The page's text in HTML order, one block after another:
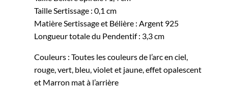
Taille Sertissage : 0,1 cm
Matière Sertissage et Bélière : Argent 925
Longueur totale du Pendentif : 3,3 cm
Couleurs : Toutes les couleurs de l’arc en ciel,
rouge, vert, bleu, violet et jaune, effet opalescent
et Marron mat à l’arrière